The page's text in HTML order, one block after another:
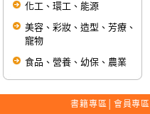
化工、環工、能源
美容、彩妝、造型、芳療、
寵物
食品、營養、幼保、農業
書籍專區 會員專區